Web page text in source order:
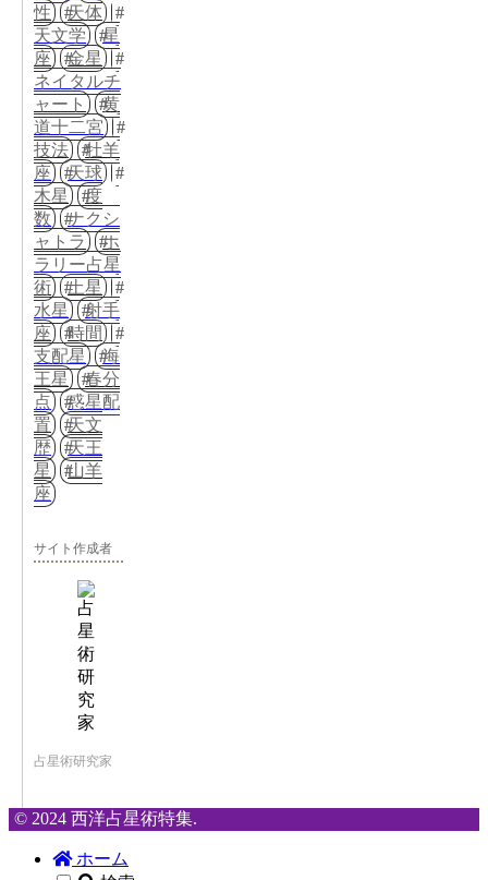
性
天体
天文学
星
座
金星
ネイタルチ
ャート
黄
道十二宮
技法
牡羊
座
天球
木星
度
数
ナクシ
ャトラ
ホ
ラリー占星
術
土星
水星
射手
座
時間
支配星
海
王星
春分
点
惑星配
置
天文
歴
天王
星
山羊
座
サイト作成者
占星術研究家
© 2024 西洋占星術特集.
ホーム